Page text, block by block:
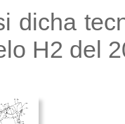
dicha
H2 del